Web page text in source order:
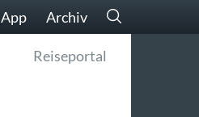
App Archiv
Reiseportal